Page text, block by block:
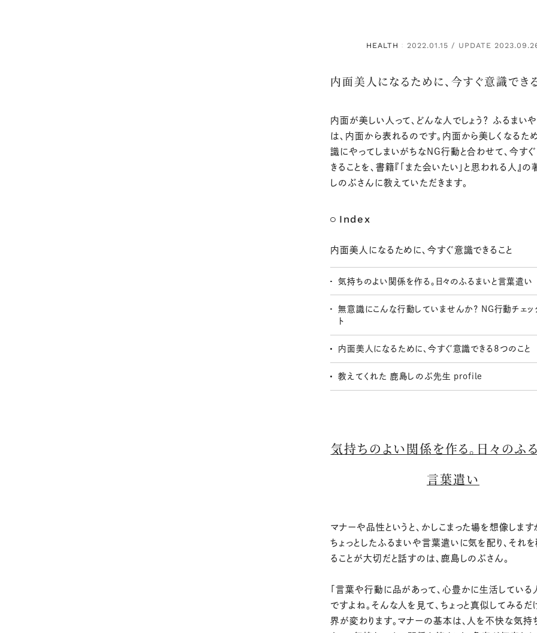
HEALTH ： 2022.01.15 / UPDATE
内面美人になるために、今すぐ意識でき
内面が美しい人って、どんな人でしょう？ ふるまい
は、内面から表れるのです。内面から美しくなるた
識にやってしまいがちなNG行動と合わせて、今す
きることを、書籍『「また会いたい」と思われる人』の
しのぶさんに教えていただきます。
Index
内面美人になるために、今すぐ意識できること
気持ちのよい関係を作る。日々のふるまいと言葉遣い
無意識にこんな行動していませんか？ NG行動チェッ
ト
内面美人になるために、今すぐ意識できる8つのこと
教えてくれた 鹿島しのぶ先生 profile
気持ちのよい関係を作る。日々のふ
言葉遣い
マナーや品性というと、かしこまった場を想像します
ちょっとしたふるまいや言葉遣いに気を配り、それ
ることが大切だと話すのは、鹿島しのぶさん。
「言葉や行動に品があって、心豊かに生活してい
ですよね。そんな人を見て、ちょっと真似してみるだ
界が変わります。マナーの基本は、人を不快な気持